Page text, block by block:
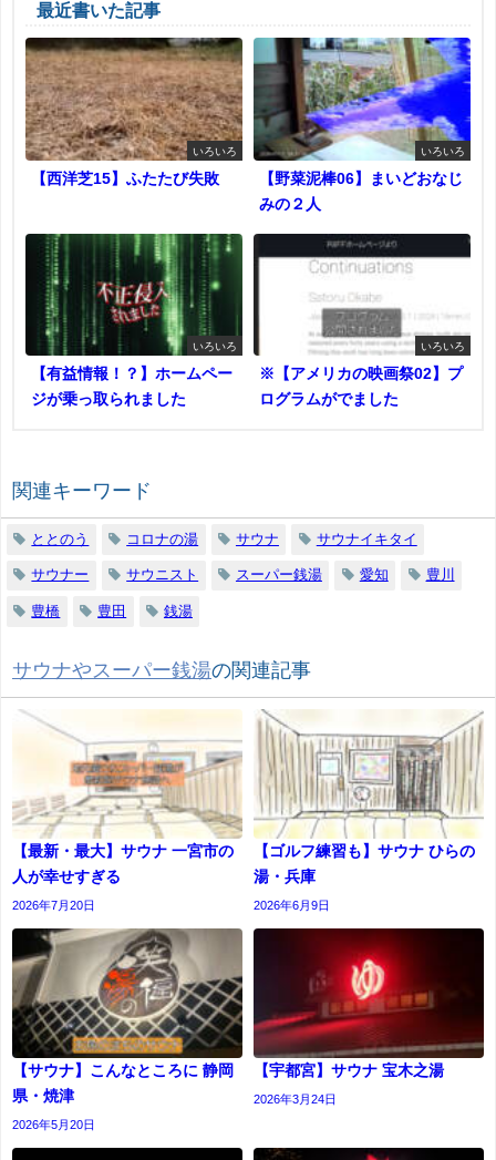
最近書いた記事
いろいろ
【西洋芝15】ふたたび失敗
いろいろ
【野菜泥棒06】まいどおなじ
みの２人
いろいろ
【有益情報！？】ホームペー
ジが乗っ取られました
いろいろ
※【アメリカの映画祭02】プ
ログラムがでました
関連キーワード
ととのう コロナの湯 サウナ サウナイキタイ
サウナー サウニスト スーパー銭湯 愛知 豊川
豊橋 豊田 銭湯
サウナやスーパー銭湯の関連記事
【最新・最大】サウナ 一宮市の
人が幸せすぎる
2026年7月20日
【ゴルフ練習も】サウナ ひらの
湯・兵庫
2026年6月9日
【サウナ】こんなところに 静岡
県・焼津
2026年5月20日
【宇都宮】サウナ 宝木之湯
2026年3月24日